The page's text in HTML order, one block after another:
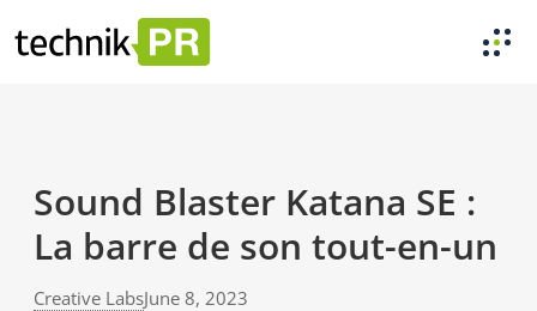
Sound Blaster Katana SE :
La barre de son tout-en-un
Creative LabsJune 8, 2023